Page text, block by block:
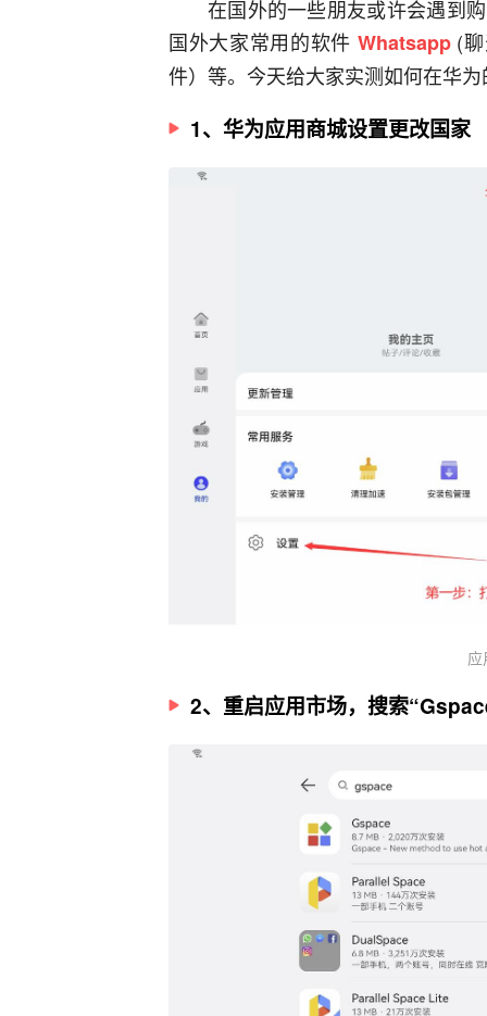
在国外的一些朋友或许会遇到
国外大家常用的软件 Whatsapp (
件）等。今天给大家实测如何在华
1、华为应用商城设置更改国家
2、重启应用市场，搜索